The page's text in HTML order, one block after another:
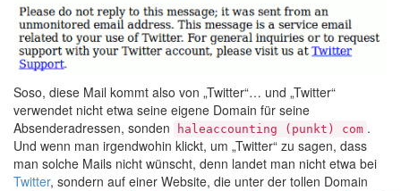
Soso, diese Mail kommt also von „Twitter“… und „Twitter“
verwendet nicht etwa seine eigene Domain für seine
Absenderadressen, sonden
haleaccounting (punkt) com .
Und wenn man irgendwohin klickt, um „Twitter“ zu sagen, dass
man solche Mails nicht wünscht, denn landet man nicht etwa bei
Twitter, sondern auf einer Website, die unter der tollen Domain